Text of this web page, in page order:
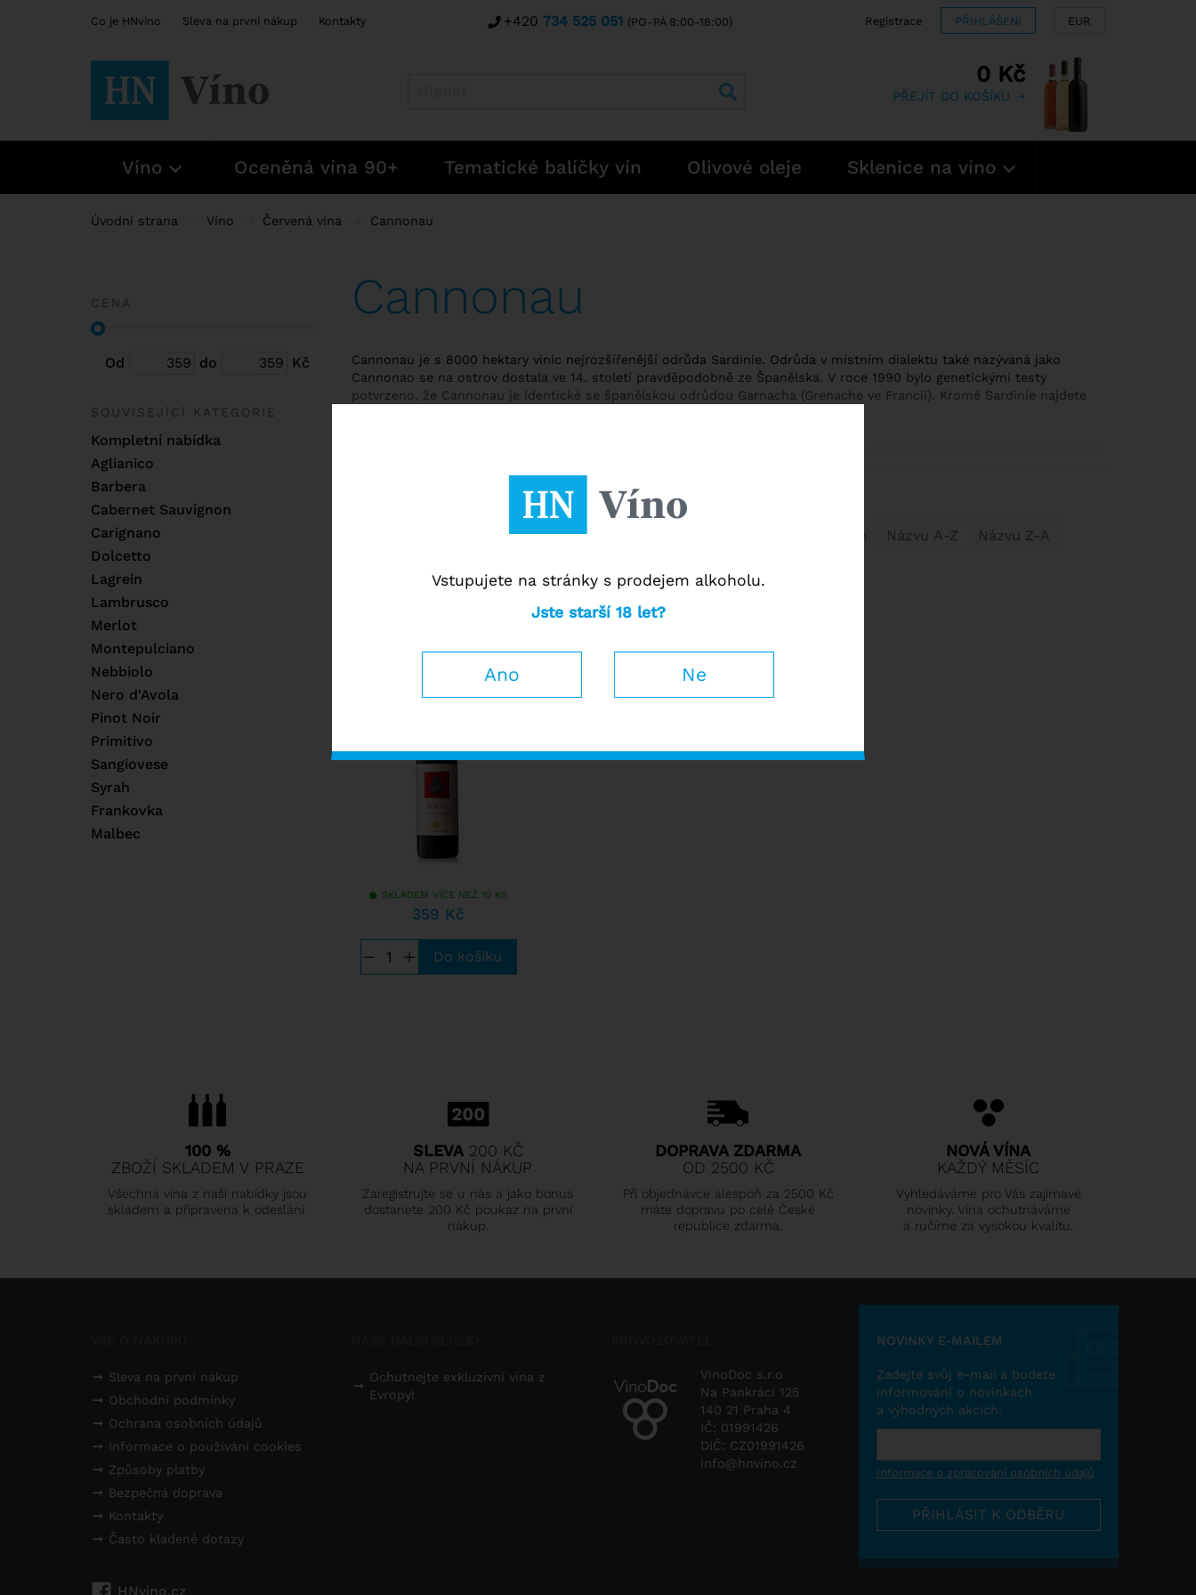
Co je HNvíno Sleva na první nákup Kontakty +420 734 525 051 (PO-PÁ 8:00-18:00) Registrace PŘIHLÁŠENÍ EUR
0 Kč
PŘEJÍT DO KOŠÍKU ➝
Víno Oceněná vína 90+ Tematické balíčky vín Olivové oleje Sklenice na víno
Úvodní strana Víno Červená vína Cannonau
Cannonau
Cannonau je s 8000 hektary vinic nejrozšířenější odrůda Sardinie. Odrůda v místním dialektu také nazývaná jako
Cannonao se na ostrov dostala ve 14. století pravděpodobně ze Španělska. V roce 1990 bylo genetickými testy
potvrzeno, že Cannonau je identické se španělskou odrůdou Garnacha (Grenache ve Francii). Kromě Sardinie najdete
Nejprodávanějších Od nejdražšího Názvu A-Z Názvu Z-A
SKLADEM VÍCE NEŽ 10 KS
359 Kč
− +
CENA
Od do Kč
SOUVISEJÍCÍ KATEGORIE
Kompletní nabídka
Aglianico
Barbera
Cabernet Sauvignon
Carignano
Dolcetto
Lagrein
Lambrusco
Merlot
Montepulciano
Nebbiolo
Nero d'Avola
Pinot Noir
Primitivo
Sangiovese
Syrah
Frankovka
Malbec
100 %
ZBOŽÍ SKLADEM V PRAZE
Všechna vína z naší nabídky jsou
skladem a připravena k odeslání.
SLEVA200 KČ
NA PRVNÍ NÁKUP
Zaregistrujte se u nás a jako bonus
dostanete 200 Kč poukaz na první
nákup.
DOPRAVA ZDARMA
OD 2500 KČ
Při objednávce alespoň za 2500 Kč
máte dopravu po celé České
republice zdarma.
NOVÁ VÍNA
KAŽDÝ MĚSÍC
Vyhledáváme pro Vás zajímavé
novinky. Vína ochutnáváme
a ručíme za vysokou kvalitu.
Sleva na první nákup
Obchodní podmínky
Ochrana osobních údajů
Informace o používání cookies
Způsoby platby
Bezpečná doprava
Kontakty
Často kladené dotazy
HNvino.cz
Ochutnejte exkluzivní vína z
Evropy!
VinoDoc s.r.o
Na Pankráci 125
140 21 Praha 4
IČ: 01991426
DIČ: CZ01991426
info@hnvino.cz
NOVINKY E-MAILEM
Zadejte svůj e-mail a budete
informováni o novinkách
a výhodných akcích.
Informace o zpracování osobních údajů
Vstupujete na stránky s prodejem alkoholu.
Jste starší 18 let?
Ano Ne